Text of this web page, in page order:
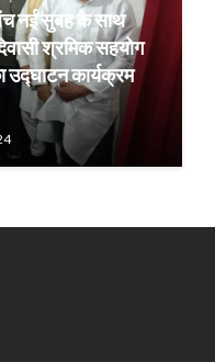
नई सुबह के साथ
श्रमिक सहयोग
उद्घाटन कार्यक्रम